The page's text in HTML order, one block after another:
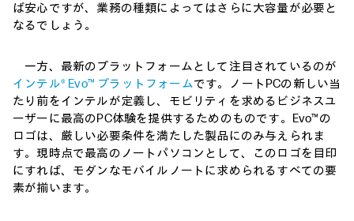
ば安心ですが、業務の種類によってはさらに大容量が必要と
なるでしょう。
一方、最新のプラットフォームとして注目されているのが
インテル® Evo™ プラットフォームです。ノートPCの新しい当
たり前をインテルが定義し、モビリティを求めるビジネスユ
ーザーに最高のPC体験を提供するためのものです。Evo™の
ロゴは、厳しい必要条件を満たした製品にのみ与えられま
す。現時点で最高のノートパソコンとして、このロゴを目印
にすれば、モダンなモバイルノートに求められるすべての要
素が揃います。